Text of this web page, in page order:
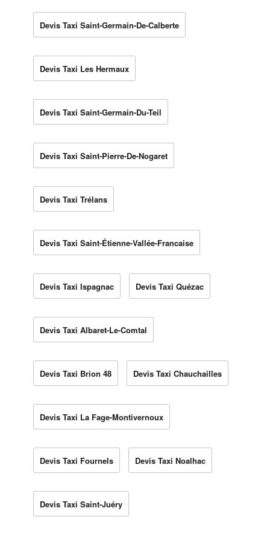
Devis Taxi Saint-Germain-De-Calberte
Devis Taxi Les Hermaux
Devis Taxi Saint-Germain-Du-Teil
Devis Taxi Saint-Pierre-De-Nogaret
Devis Taxi Trélans
Devis Taxi Saint-Étienne-Vallée-Francaise
Devis Taxi Ispagnac Devis Taxi Quézac
Devis Taxi Albaret-Le-Comtal
Devis Taxi Brion 48 Devis Taxi Chauchailles
Devis Taxi La Fage-Montivernoux
Devis Taxi Fournels Devis Taxi Noalhac
Devis Taxi Saint-Juéry